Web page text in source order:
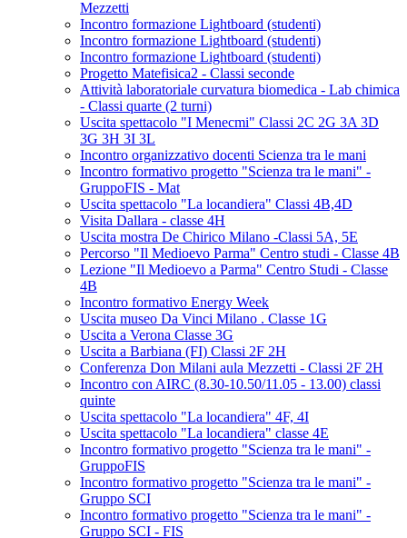
Mezzetti
Incontro formazione Lightboard (studenti)
Incontro formazione Lightboard (studenti)
Incontro formazione Lightboard (studenti)
Progetto Matefisica2 - Classi seconde
Attività laboratoriale curvatura biomedica - Lab chimica
- Classi quarte (2 turni)
Uscita spettacolo "I Menecmi" Classi 2C 2G 3A 3D
3G 3H 3I 3L
Incontro organizzativo docenti Scienza tra le mani
Incontro formativo progetto "Scienza tra le mani" -
GruppoFIS - Mat
Uscita spettacolo "La locandiera" Classi 4B,4D
Visita Dallara - classe 4H
Uscita mostra De Chirico Milano -Classi 5A, 5E
Percorso "Il Medioevo Parma" Centro studi - Classe 4B
Lezione "Il Medioevo a Parma" Centro Studi - Classe
4B
Incontro formativo Energy Week
Uscita museo Da Vinci Milano . Classe 1G
Uscita a Verona Classe 3G
Uscita a Barbiana (FI) Classi 2F 2H
Conferenza Don Milani aula Mezzetti - Classi 2F 2H
Incontro con AIRC (8.30-10.50/11.05 - 13.00) classi
quinte
Uscita spettacolo "La locandiera" 4F, 4I
Uscita spettacolo "La locandiera" classe 4E
Incontro formativo progetto "Scienza tra le mani" -
GruppoFIS
Incontro formativo progetto "Scienza tra le mani" -
Gruppo SCI
Incontro formativo progetto "Scienza tra le mani" -
Gruppo SCI - FIS